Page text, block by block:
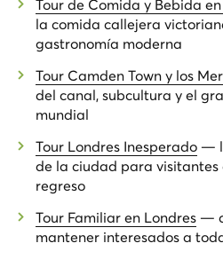
Tour de Comida y Bebida
la comida callejera
gastronomía moderna
Tour Camden Town y los
del canal, subcultura y el
mundial
Tour Londres Inesperado —
de la ciudad para visitantes
regreso
Tour Familiar en Londres —
mantener interesados a